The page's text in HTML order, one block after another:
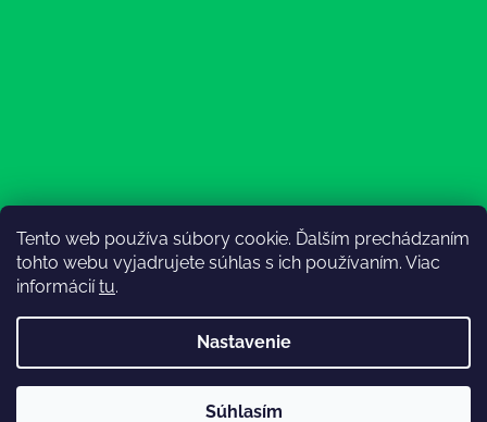
Tento web používa súbory cookie. Ďalším prechádzaním
tohto webu vyjadrujete súhlas s ich používaním. Viac
informáciítu.
Nastavenie
Súhlasím
nedostupná (na email reagujeme nonstop), expedícia ako
Sledovať na Instagrame